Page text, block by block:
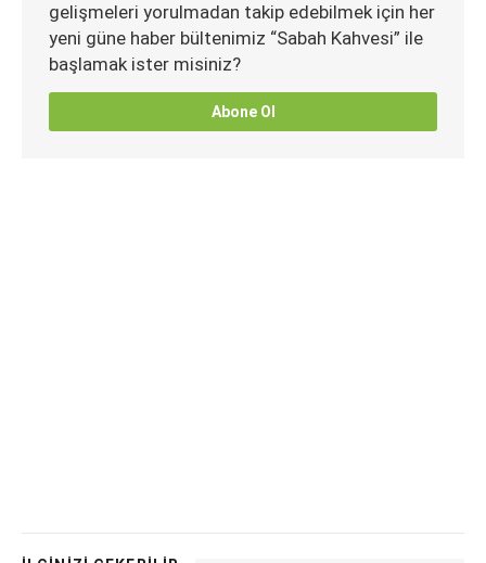
gelişmeleri yorulmadan takip edebilmek için her
yeni güne haber bültenimiz “Sabah Kahvesi” ile
başlamak ister misiniz?
Abone Ol